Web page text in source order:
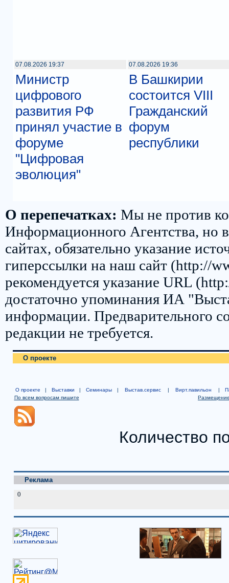
07.08.2026 19:37 07.08.2026 19:36
Министр
цифрового
развития РФ
принял участие в
форуме
"Цифровая
эволюция"
В Башкирии
состоится VIII
Гражданский
форум
республики
О перепечатках: Мы не против
Информационного Агентства, но
сайтах, обязательно указание
гиперссылки на наш сайт (http://
рекомендуется указание URL
достаточно упоминания ИА
информации. Предварительного
редакции не требуется.
О проекте
О проекте | Выставки | Семинары | Выстав.сервис | Вирт.павильон |
По всем вопросам пишите
Количество
Реклама
0